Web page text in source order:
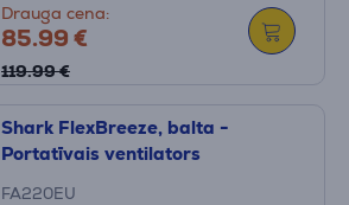
Drauga cena:
85.99 €
119.99 €
Shark FlexBreeze, balta -
Portatīvais ventilators
FA220EU